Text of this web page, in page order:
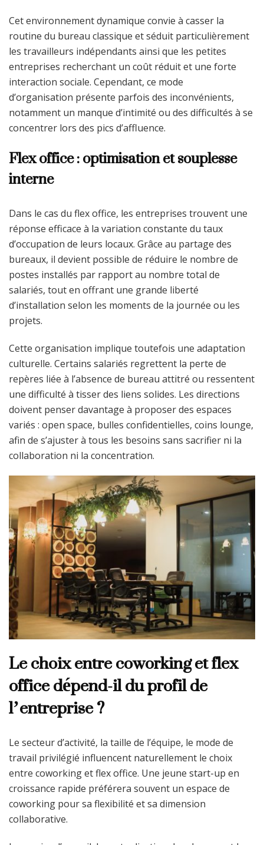
Cet environnement dynamique convie à casser la
routine du bureau classique et séduit particulièrement
les travailleurs indépendants ainsi que les petites
entreprises recherchant un coût réduit et une forte
interaction sociale. Cependant, ce mode
d’organisation présente parfois des inconvénients,
notamment un manque d’intimité ou des difficultés à se
concentrer lors des pics d’affluence.
Flex office : optimisation et souplesse
interne
Dans le cas du flex office, les entreprises trouvent une
réponse efficace à la variation constante du taux
d’occupation de leurs locaux. Grâce au partage des
bureaux, il devient possible de réduire le nombre de
postes installés par rapport au nombre total de
salariés, tout en offrant une grande liberté
d’installation selon les moments de la journée ou les
projets.
Cette organisation implique toutefois une adaptation
culturelle. Certains salariés regrettent la perte de
repères liée à l’absence de bureau attitré ou ressentent
une difficulté à tisser des liens solides. Les directions
doivent penser davantage à proposer des espaces
variés : open space, bulles confidentielles, coins lounge,
afin de s’ajuster à tous les besoins sans sacrifier ni la
collaboration ni la concentration.
Le choix entre coworking et flex
office dépend-il du profil de
l’entreprise ?
Le secteur d’activité, la taille de l’équipe, le mode de
travail privilégié influencent naturellement le choix
entre coworking et flex office. Une jeune start-up en
croissance rapide préférera souvent un espace de
coworking pour sa flexibilité et sa dimension
collaborative.